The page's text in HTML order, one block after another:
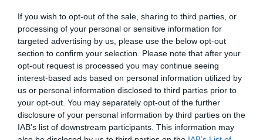
If you wish to opt-out of the sale, sharing to third parties, or
processing of your personal or sensitive information for
targeted advertising by us, please use the below opt-out
section to confirm your selection. Please note that after your
opt-out request is processed you may continue seeing
interest-based ads based on personal information utilized by
us or personal information disclosed to third parties prior to
your opt-out. You may separately opt-out of the further
disclosure of your personal information by third parties on the
IAB’s list of downstream participants. This information may
SPORTS
ΑΥΤΟΔΙΟΙΚΗΣΗ
AUTO - MOTO
ΓΑΣΤΡΟΝΟΜΙΑ
ΥΓΕΙΑ
ΤΕΧΝΟΛΟΓΙΑ
ΠΑΡΑΞΕΝΑ
ΖΩΔΙΑ
ΑΡΘΡΟΓΡΑΦΙΑ
πληγμάτων εντός της
Ρωσίας
ΔΙΕΘΝΗ
03/06/2026 - 17:30